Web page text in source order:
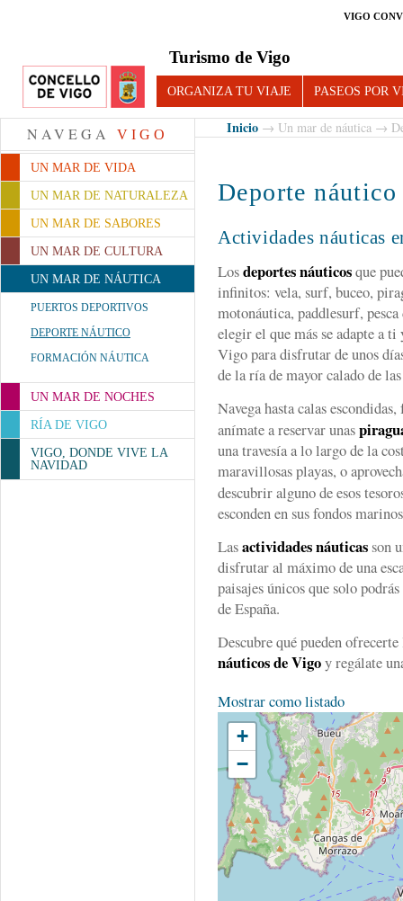
VIGO
Turismo de Vigo
ORGANIZA TU VIAJE PASEOS POR
NAVEGA VIGO
UN MAR DE VIDA
UN MAR DE NATURALEZA
UN MAR DE SABORES
UN MAR DE CULTURA
UN MAR DE NÁUTICA
PUERTOS DEPORTIVOS
DEPORTE NÁUTICO
FORMACIÓN NÁUTICA
UN MAR DE NOCHES
RÍA DE VIGO
VIGO, DONDE VIVE LA
NAVIDAD
Inicio → Un mar de náutica →
Deporte náutico
Actividades náuticas
Losdeportes náuticosque
infinitos: vela, surf, buceo,
motonáutica, paddlesurf,
elegir el que más se adapte a ti
Vigo para disfrutar de unos
de la ría de mayor calado de
Navega hasta calas
anímate a reservar unas
una travesía a lo largo de la
maravillosas playas, o
descubrir alguno de esos
esconden en sus fondos
Lasactividades náuticas son
disfrutar al máximo de una
paisajes únicos que solo
de España.
Descubre qué pueden
náuticos de Vigoy regálate
Mostrar como listado
+
−